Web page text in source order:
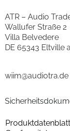
Ethernet-
WLAN-
Gehäuse-Farben
ATR – Audio
Wallufer Straße 2
Villa Belvedere
DE 65343 Eltville
wiim@audiotra.de